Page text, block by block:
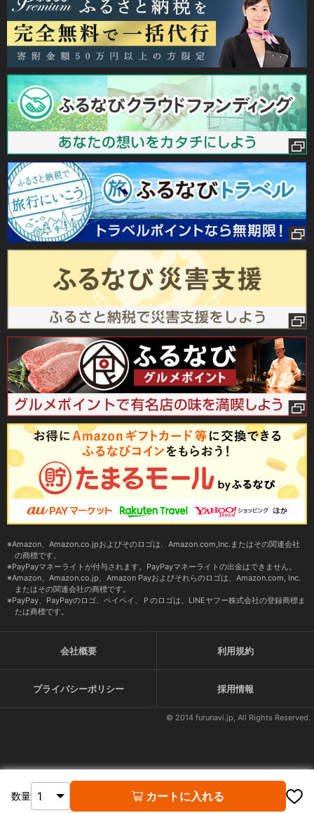
数量 カートに入れる
Amazon、Amazon.co.jpおよびそのロゴは、Amazon.com,Inc.またはその関連会社
の商標です。
PayPayマネーライトが付与されます。PayPayマネーライトの出金はできません。
Amazon、Amazon.co.jp、Amazon Payおよびそれらのロゴは、Amazon.com, Inc.
またはその関連会社の商標です。
PayPay、PayPayのロゴ、ペイペイ、Ｐのロゴは、LINEヤフー株式会社の登録商標ま
たは商標です。
会社概要 利用規約
プライバシーポリシー 採用情報
© 2014 furunavi.jp, All Rights Reserved.